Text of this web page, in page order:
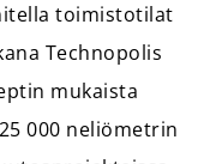
toimistotilat
Technopolis
mukaista
000 neliömetrin